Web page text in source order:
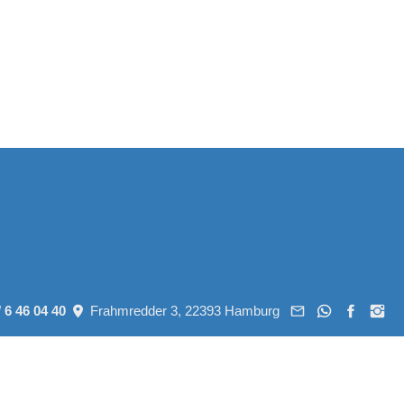
46 04 40 Frahmredder 3, 22393 Hamburg